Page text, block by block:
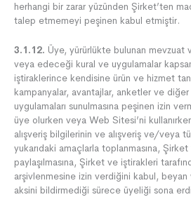
herhangi bir zarar yüzünden Şirket’ten
talep etmemeyi peşinen kabul etmiştir.
3.1.12. Üye, yürürlükte bulunan mevzuat
veya edeceği kural ve uygulamalar
iştiraklerince kendisine ürün ve hizmet
kampanyalar, avantajlar, anketler ve
uygulamaları sunulmasına peşinen izin
üye olurken veya Web Sitesi’ni
alışveriş bilgilerinin ve alışveriş ve/veya
yukarıdaki amaçlarla toplanmasına,
paylaşılmasına, Şirket ve iştirakleri
arşivlenmesine izin verdiğini kabul,
aksini bildirmediği sürece üyeliği sona